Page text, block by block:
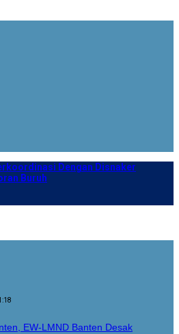
Dengan Disnaker
Buruh
EW-LMND Banten Desak